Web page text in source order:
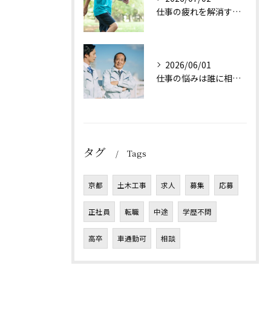
仕事の疲れを解消する方法は？
2026/06/01
仕事の悩みは誰に相談すれば良い？
タグ Tags
京都 土木工事 求人 募集 応募
正社員 転職 中途 学歴不問
高卒 車通勤可 相談